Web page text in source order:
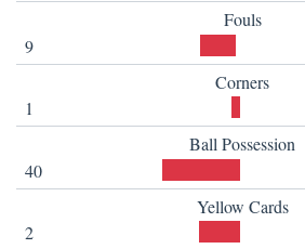
Fouls
9
Corners
1
Ball Possession
40
Yellow Cards
2